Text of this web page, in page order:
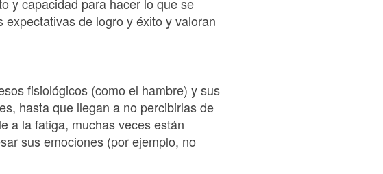
de logro y éxito y valoran
fisiológicos (como el hambre) y sus
hasta que llegan a no percibirlas de
a la fatiga, muchas veces están
sus emociones (por ejemplo, no